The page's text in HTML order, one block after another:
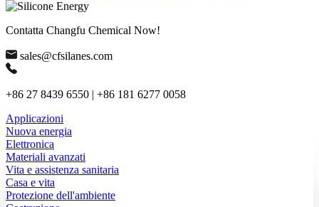
Contatta Changfu Chemical Now!
sales@cfsilanes.com
+86 27 8439 6550 | +86 181 6277 0058
Applicazioni
Nuova energia
Elettronica
Materiali avanzati
Vita e assistenza sanitaria
Casa e vita
Protezione dell'ambiente